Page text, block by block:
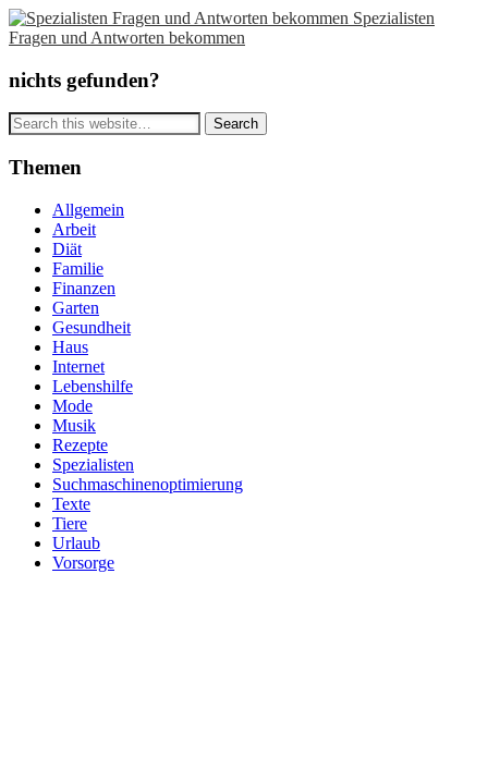
Spezialisten
Fragen und Antworten bekommen
nichts gefunden?
Themen
Allgemein
Arbeit
Diät
Familie
Finanzen
Garten
Gesundheit
Haus
Internet
Lebenshilfe
Mode
Musik
Rezepte
Spezialisten
Suchmaschinenoptimierung
Texte
Tiere
Urlaub
Vorsorge